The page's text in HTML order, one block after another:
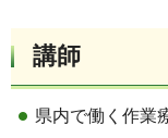
講師
県内で働く作業